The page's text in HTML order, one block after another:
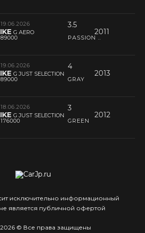
19.06.2026 3.5
G AERO 2011
89000 PASSION ..
19.06.2026 4
G JUST SELECTION 2013
89000 GRAY
18.06.2026 3
G JUST SELECTION 2012
176000 GREEN
исключительно информационный
является публичной офертой
© Все права защищены